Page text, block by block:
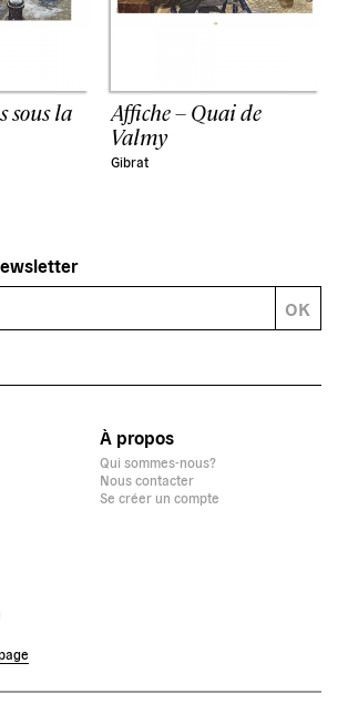
sous la
Affiche – Quai de
Valmy
Gibrat
À propos
Qui sommes-nous?
Nous contacter
Se créer un compte
OK